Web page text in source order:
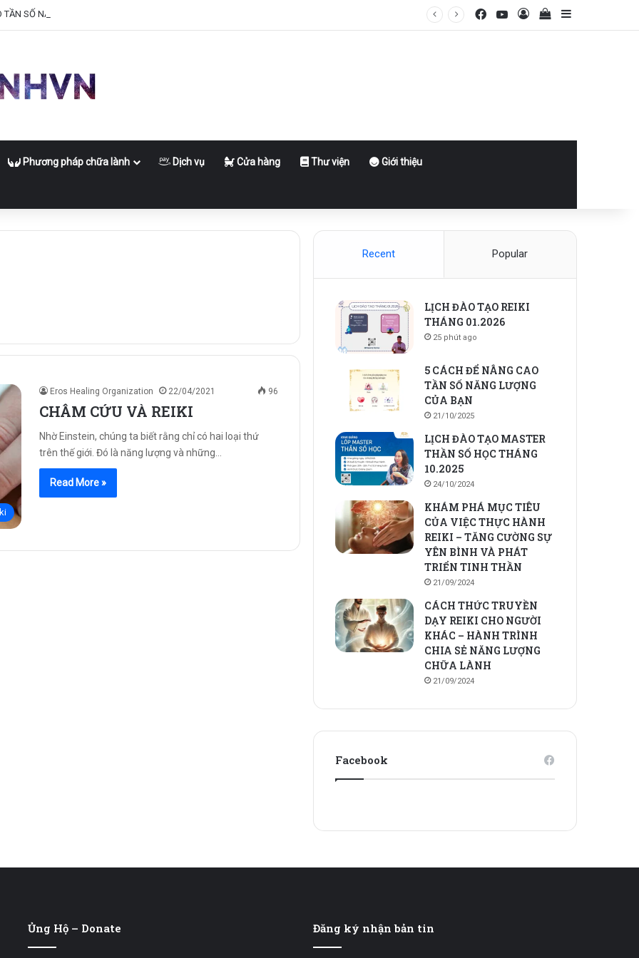
SỐ NĂNG LƯỢNG CỦA BẠN FacebookYouTube
Log InView your
Sidebar
Phương pháp chữa lành Dịch vụ Cửa hàng Thư viện Giới thiệu
Eros Healing Organization 22/04/2021 96
CHÂM CỨU VÀ REIKI
Nhờ Einstein, chúng ta biết rằng chỉ có hai loại thứ
trên thế giới. Đó là năng lượng và những…
Read More »
Recent Popular
LỊCH ĐÀO TẠO REIKI
THÁNG 01.2026
25 phút ago
5 CÁCH ĐỂ NÂNG CAO
TẦN SỐ NĂNG LƯỢNG
CỦA BẠN
21/10/2025
LỊCH ĐÀO TẠO MASTER
THẦN SỐ HỌC THÁNG
10.2025
24/10/2024
KHÁM PHÁ MỤC TIÊU
CỦA VIỆC THỰC HÀNH
REIKI – TĂNG CƯỜNG SỰ
YÊN BÌNH VÀ PHÁT
TRIỂN TINH THẦN
21/09/2024
CÁCH THỨC TRUYỀN
DẠY REIKI CHO NGƯỜI
KHÁC – HÀNH TRÌNH
CHIA SẺ NĂNG LƯỢNG
CHỮA LÀNH
21/09/2024
Facebook
Ủng Hộ – Donate Đăng ký nhận bản tin